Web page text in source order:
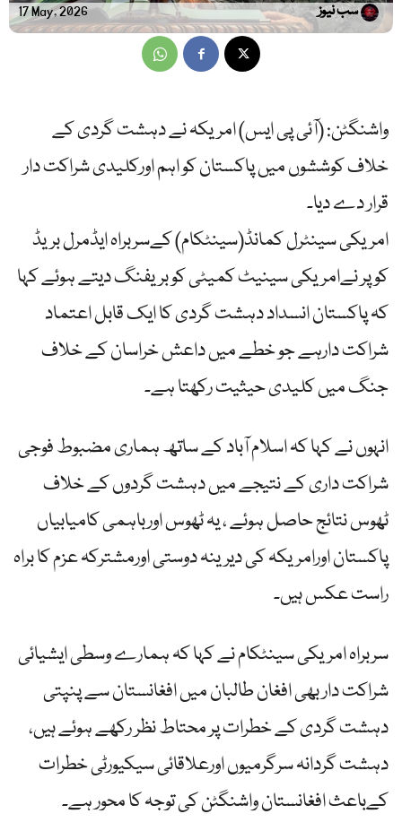
17 May, 2026 سب نیوز
واشنگٹن: (آئی پی ایس) امریکہ نے دہشت گردی کے
خلاف کوششوں میں پاکستان کو اہم اورکلیدی شراکت دار
قرار دے دیا۔
امریکی سینٹرل کمانڈ(سینٹکام) کےسربراہ ایڈمرل بریڈ
کوپر نےامریکی سینیٹ کمیٹی کو بریفنگ دیتے ہوئے کہا
کہ پاکستان انسداد دہشت گردی کا ایک قابل اعتماد
شراکت دارہے جو خطے میں داعش خراسان کے خلاف
جنگ میں کلیدی حیثیت رکھتا ہے۔
انہوں نے کہا کہ اسلام آباد کے ساتھ ہماری مضبوط فوجی
شراکت داری کے نتیجے میں دہشت گردوں کے خلاف
ٹھوس نتائج حاصل ہوئے ، یہ ٹھوس اورباہمی کامیابیاں
پاکستان اورامریکہ کی دیرینہ دوستی اورمشترکہ عزم کا براہ
راست عکس ہیں۔
سربراہ امریکی سینٹکام نے کہا کہ ہمارے وسطی ایشیائی
شراکت دار بھی افغان طالبان میں افغانستان سے پنپتی
دہشت گردی کے خطرات پر محتاط نظر رکھے ہوئے ہیں،
دہشت گردانہ سرگرمیوں اورعلاقائی سیکیورٹی خطرات
کےباعث افغانستان واشنگٹن کی توجہ کا محور ہے۔